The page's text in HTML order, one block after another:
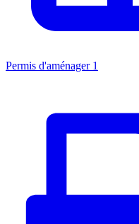
Permis d'aménager 1